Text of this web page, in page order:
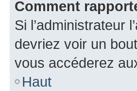
Comment
Si l’administrateur
devriez voir un
vous accéderez
Haut